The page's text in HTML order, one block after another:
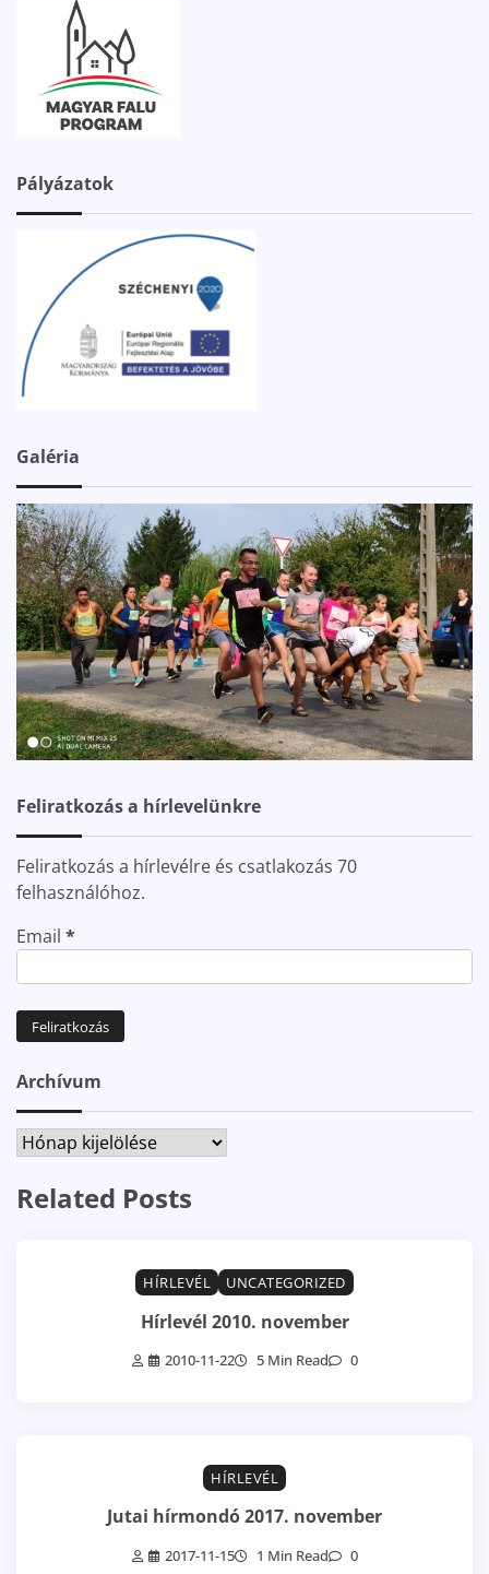
Pályázatok
Galéria
Feliratkozás a hírlevelünkre
Feliratkozás a hírlevélre és csatlakozás 70
felhasználóhoz.
Email *
Archívum
Archívum
Related Posts
HÍRLEVÉL UNCATEGORIZED
Hírlevél 2010. november
2010-11-22 5 Min Read 0
HÍRLEVÉL
Jutai hírmondó 2017. november
2017-11-15 1 Min Read 0